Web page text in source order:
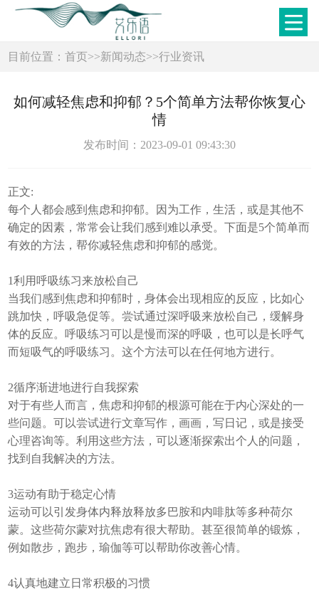
目前位置：首页>>新闻动态>>行业资讯
如何减轻焦虑和抑郁？5个简单方法帮你恢复心
情
发布时间：2023-09-01 09:43:30
正文:
每个人都会感到焦虑和抑郁。因为工作，生活，或是其他不
确定的因素，常常会让我们感到难以承受。下面是5个简单而
有效的方法，帮你减轻焦虑和抑郁的感觉。
1️利用呼吸练习来放松自己
当我们感到焦虑和抑郁时，身体会出现相应的反应，比如心
跳加快，呼吸急促等。尝试通过深呼吸来放松自己，缓解身
体的反应。呼吸练习可以是慢而深的呼吸，也可以是长呼气
而短吸气的呼吸练习。这个方法可以在任何地方进行。
2️循序渐进地进行自我探索
对于有些人而言，焦虑和抑郁的根源可能在于内心深处的一
些问题。可以尝试进行文章写作，画画，写日记，或是接受
心理咨询等。利用这些方法，可以逐渐探索出个人的问题，
找到自我解决的方法。
3️运动有助于稳定心情
运动可以引发身体内释放释放多巴胺和内啡肽等多种荷尔
蒙。这些荷尔蒙对抗焦虑有很大帮助。甚至很简单的锻炼，
例如散步，跑步，瑜伽等可以帮助你改善心情。
4️认真地建立日常积极的习惯